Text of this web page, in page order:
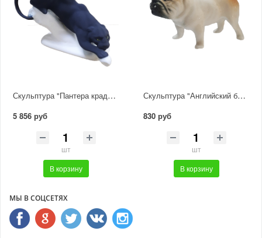
Скульптура "Пантера крадется"
5 856 руб
шт
В корзину
Скульптура "Английский бульдог"
830 руб
шт
В корзину
МЫ В СОЦСЕТЯХ